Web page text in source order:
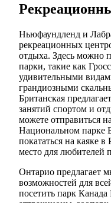
Ньюфаундленд и
рекреационных
отдыха. Здесь можно
парки, такие как
удивительными
грандиозными
Британская
занятий спортом и
можете отправиться
Национальном парке
покататься на каяке
место для любителей
Онтарио предлагает
возможностей для
посетить парк